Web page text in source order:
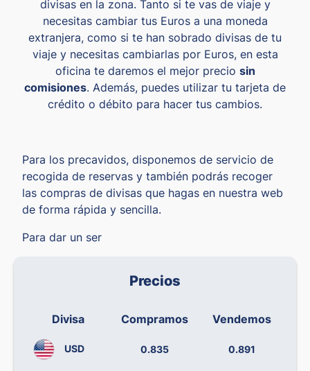
divisas en la zona. Tanto si te vas de viaje y
necesitas cambiar tus Euros a una moneda
extranjera, como si te han sobrado divisas de tu
viaje y necesitas cambiarlas por Euros, en esta
oficina te daremos el mejor precio sin
comisiones. Además, puedes utilizar tu tarjeta de
crédito o débito para hacer tus cambios.
Para los precavidos, disponemos de servicio de
recogida de reservas y también podrás recoger
las compras de divisas que hagas en nuestra web
de forma rápida y sencilla.
Para dar un ser
Precios
Divisa Compramos Vendemos
USD 0.835 0.891